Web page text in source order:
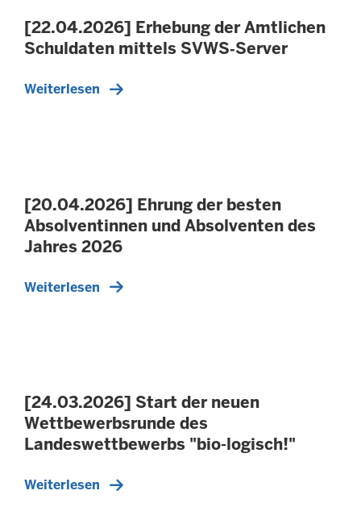
[22.04.2026] Erhebung der Amtlichen
Schuldaten mittels SVWS‑Server
Weiterlesen
[20.04.2026] Ehrung der besten
Absolventinnen und Absolventen des
Jahres 2026
Weiterlesen
[24.03.2026] Start der neuen
Wettbewerbsrunde des
Landeswettbewerbs "bio-logisch!"
Weiterlesen